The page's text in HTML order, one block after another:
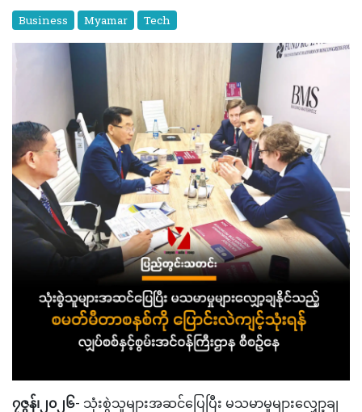
Business Myamar Tech
၇ဇွန်၊၂၀၂၆- သုံးစွဲသူများအဆင်ပြေပြီး မသမာမှုများလျှော့ချ